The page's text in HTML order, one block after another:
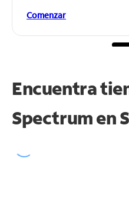
Comenzar
Encuentra
Spectrum en